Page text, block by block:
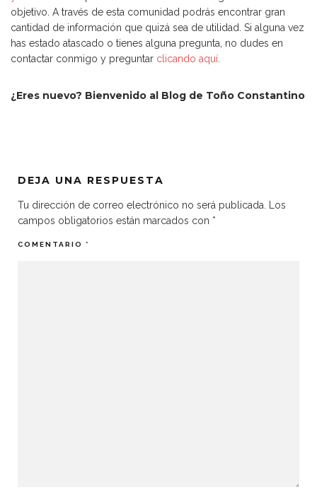
objetivo. A través de esta comunidad podrás encontrar gran
cantidad de información que quizá sea de utilidad. Si alguna vez
has estado atascado o tienes alguna pregunta, no dudes en
contactar conmigo y preguntar clicando aquí
¿Eres nuevo? Bienvenido al Blog de Toño Constantino
DEJA UNA RESPUESTA
Tu dirección de correo electrónico no será publicada.
Los
campos obligatorios están marcados con *
COMENTARIO *